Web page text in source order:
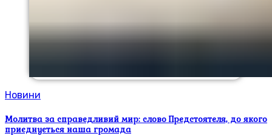
Новини
Молитва за справедливий мир: слово Предстоятеля, до якого
приєднується наша громада